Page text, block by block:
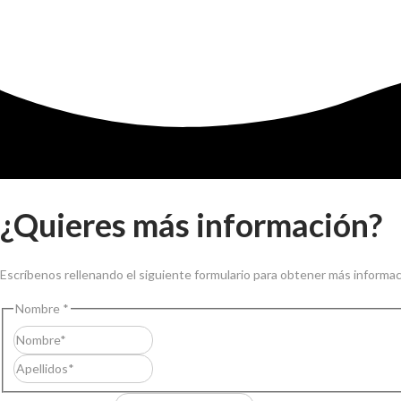
¿Quieres más información?
Escríbenos rellenando el siguiente formulario para obtener más
Nombre *
Nombre
Apellidos